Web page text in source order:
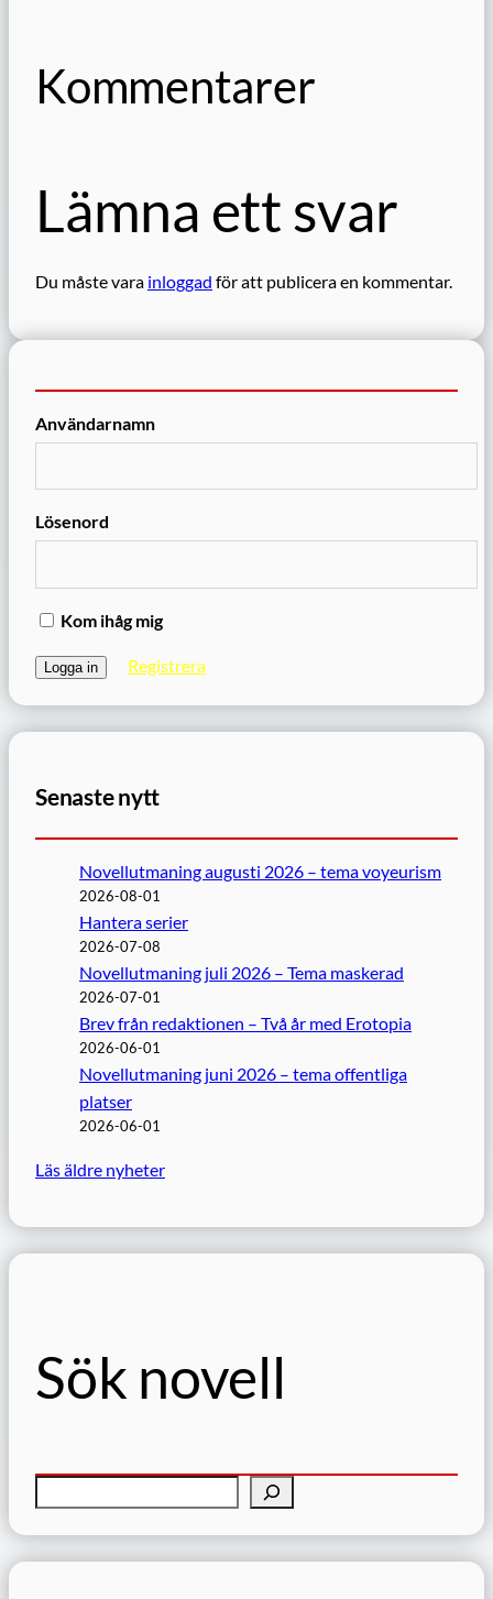
Kommentarer
Lämna ett svar
Du måste vara inloggad för att publicera en kommentar.
Användarnamn
Lösenord
Kom ihåg mig
Registrera
Senaste nytt
Novellutmaning augusti 2026 – tema voyeurism
2026-08-01
Hantera serier
2026-07-08
Novellutmaning juli 2026 – Tema maskerad
2026-07-01
Brev från redaktionen – Två år med Erotopia
2026-06-01
Novellutmaning juni 2026 – tema offentliga
platser
2026-06-01
Läs äldre nyheter
Sök novell